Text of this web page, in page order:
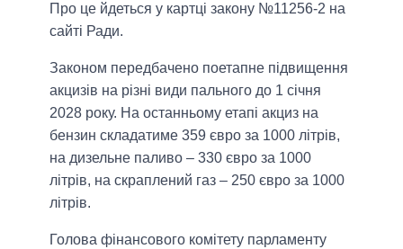
Про це йдеться у картці закону №11256-2 на
сайті Ради.
Законом передбачено поетапне підвищення
акцизів на різні види пального до 1 січня
2028 року. На останньому етапі акциз на
бензин складатиме 359 євро за 1000 літрів,
на дизельне паливо – 330 євро за 1000
літрів, на скраплений газ – 250 євро за 1000
літрів.
Голова фінансового комітету парламенту